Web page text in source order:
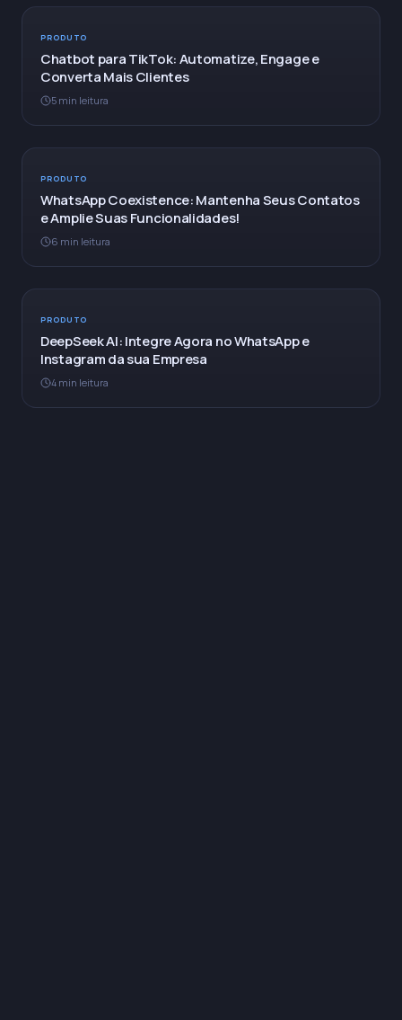
PRODUTO
Chatbot para TikTok: Automatize, Engage e
Converta Mais Clientes
5 min leitura
PRODUTO
WhatsApp Coexistence: Mantenha Seus Contatos
e Amplie Suas Funcionalidades!
6 min leitura
PRODUTO
DeepSeek AI: Integre Agora no WhatsApp e
Instagram da sua Empresa
4 min leitura